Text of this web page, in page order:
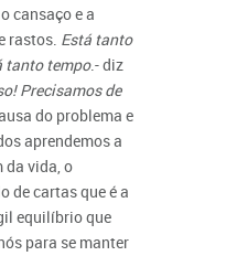
cansaço e a
rastos. Está tanto
tanto tempo.- diz
Precisamos de
do problema e
aprendemos a
da vida, o
de cartas que é a
equilíbrio que
para se manter